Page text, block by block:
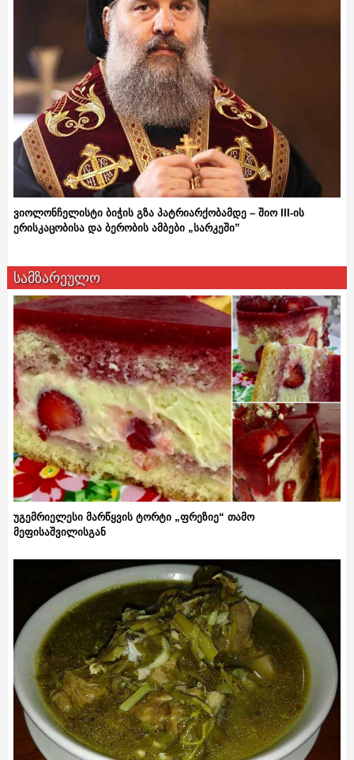
ვიოლონჩელისტი ბიჭის გზა პატრიარქობამდე – შიო III-ის
ერისკაცობისა და ბერობის ამბები „სარკეში”
სამზარეულო
უგემრიელესი მარწყვის ტორტი „ფრეზიე“ თამო
მეფისაშვილისგან